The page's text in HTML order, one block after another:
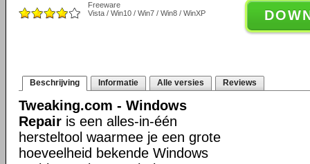
Freeware
Vista / Win10 / Win7 / Win8 / WinXP
Beschrijving Informatie Alle versies Reviews
Tweaking.com - Windows
Repair is een alles-in-één
hersteltool waarmee je een grote
hoeveelheid bekende Windows